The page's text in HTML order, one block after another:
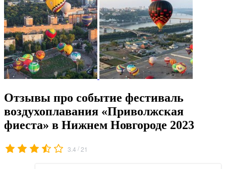
Отзывы про событие фестиваль
воздухоплавания «Приволжская
фиеста» в Нижнем Новгороде 2023
3.4 /21